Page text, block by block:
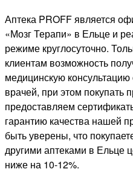
Аптека PROFF является
«Мозг Терапи» в Ельце и
режиме круглосуточно.
клиентам возможность
медицинскую
врачей, при этом покупать
предоставляем
гарантию качества нашей
быть уверены, что
другими аптеками в Ельце
ниже на 10-12%.